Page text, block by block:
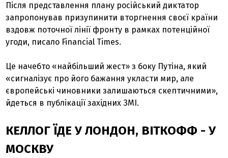
Після представлення плану російський диктатор
запропонував призупинити вторгнення своєї країни
вздовж поточної лінії фронту в рамках потенційної
угоди, писало Financial Times.
Це начебто «найбільший жест» з боку Путіна, який
«сигналізує про його бажання укласти мир, але
європейські чиновники залишаються скептичними»,
йдеться в публікації західних ЗМІ.
КЕЛЛОГ ЇДЕ У ЛОНДОН, ВІТКОФФ - У
МОСКВУ